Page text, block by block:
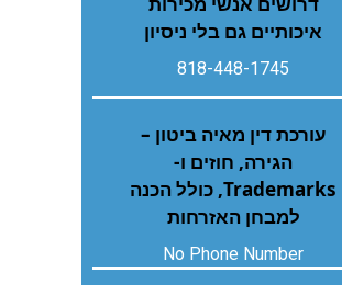
איכותיים גם בלי ניסיון
818-448-1745
עורכת דין מאיה ביטון –
הגירה, חוזים ו-
Trademarks, כולל הכנה
למבחן האזרחות
No Phone Number